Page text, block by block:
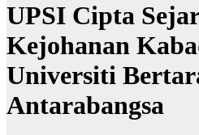
UPSI Cipta
Kejohanan
Universiti
Antarabangsa